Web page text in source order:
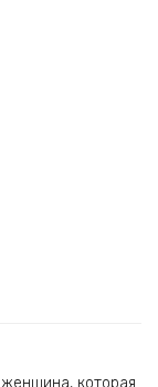
которая